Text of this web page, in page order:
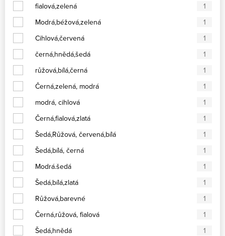
fialová,zelená
1
Modrá,béžová,zelená
1
Cihlová,červená
1
černá,hnědá,šedá
1
růžová,bílá,černá
1
Černá,zelená, modrá
1
modrá, cihlová
1
Černá,fialová,zlatá
1
Šedá,Růžová, červená,bílá
1
Šedá,bílá, černá
1
Modrá.šedá
1
Šedá,bílá,zlatá
1
Růžová,barevné
1
Černá,růžová, fialová
1
Šedá,hnědá
1